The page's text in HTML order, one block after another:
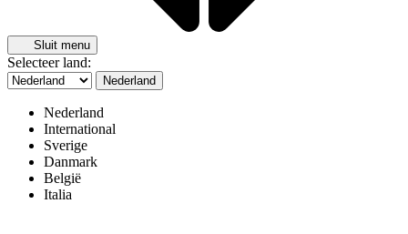
Sluit menu
Selecteer land:
Nederland
Nederland
International
Sverige
Danmark
België
Italia